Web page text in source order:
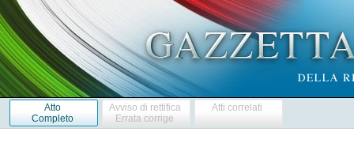
Atto
Completo
Avviso di rettifica
Errata corrige
Atti correlati